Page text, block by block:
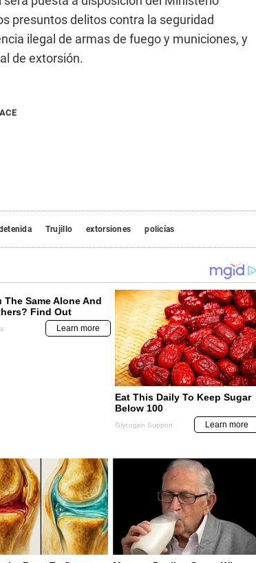
presuntos delitos contra la seguridad
ilegal de armas de fuego y municiones, y
de extorsión.
Trujillo extorsiones policías